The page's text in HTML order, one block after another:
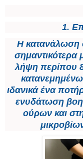
1.
Η κατανάλωση
σημαντικότερα
λήψη περίπου
ιδανικά ένα
ενυδάτωση
ούρων και